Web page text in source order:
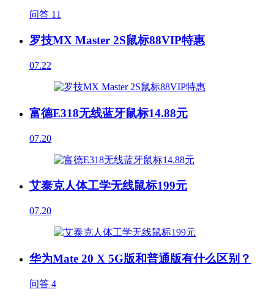
问答 11
罗技MX Master 2S鼠标88VIP特惠
07.22
富德E318无线蓝牙鼠标14.88元
07.20
艾泰克人体工学无线鼠标199元
07.20
华为Mate 20 X 5G版和普通版有什么区别？
问答 4